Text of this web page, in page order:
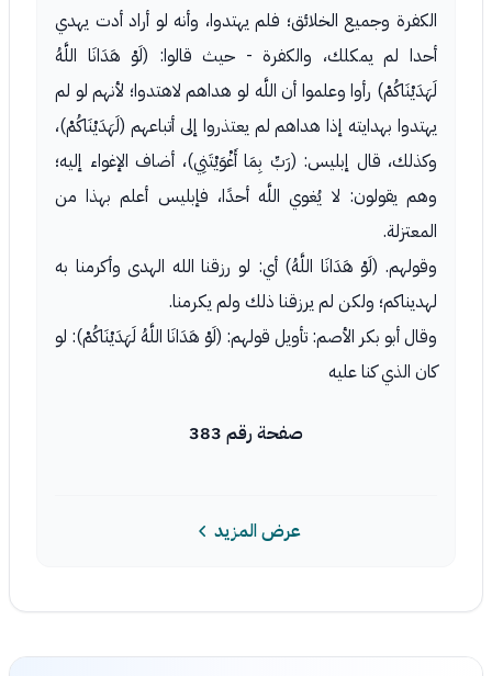
الكفرة وجميع الخلائق؛ فلم يهتدوا، وأنه لو أراد أدت يهدي
أحدا لم يمكلك، والكفرة - حيث قالوا: (لَوْ هَدَانَا اللَّهُ
لَهَدَيْنَاكُمْ) رأوا وعلموا أن اللَّه لو هداهم لاهتدوا؛ لأنهم لو لم
يهتدوا بهدايته إذا هداهم لم يعتذروا إلى أتباعهم (لَهَدَيْنَاكُمْ)،
وكذلك، قال إبليس: (رَبِّ بِمَا أَغْوَيْتَنِي)، أضاف الإغواء إليه؛
وهم يقولون: لا يُغوي اللَّه أحدًا، فإبليس أعلم بهذا من
المعتزلة.
وقولهم. (لَوْ هَدَانَا اللَّهُ) أي: لو رزقنا الله الهدى وأكرمنا به
لهديناكم؛ ولكن لم يرزقنا ذلك ولم يكرمنا.
وقال أبو بكر الأصم: تأويل قولهم: (لَوْ هَدَانَا اللَّهُ لَهَدَيْنَاكُمْ): لو
كان الذي كنا عليه
صفحة رقم 383
عرض المزيد